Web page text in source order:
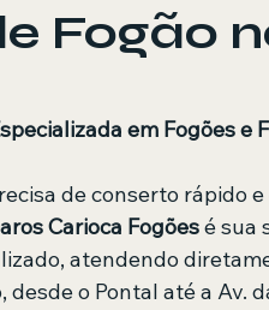
Fogão
em Fogões e
de conserto rápido
Carioca Fogões é sua
atendendo
o Pontal até a Av.